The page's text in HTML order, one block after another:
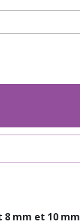
8 mm et 10 mm